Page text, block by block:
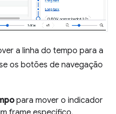
a linha do tempo para a
os botões de navegação
para mover o indicador